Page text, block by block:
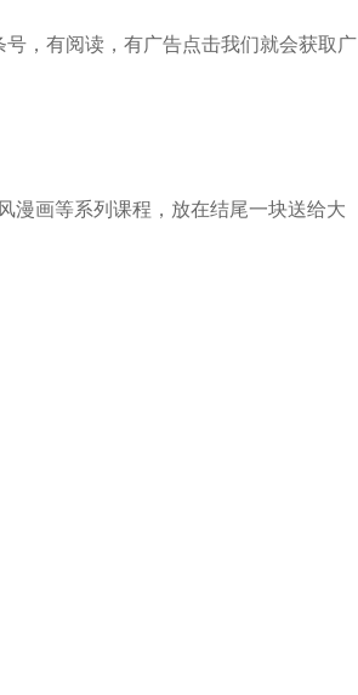
，有阅读，有广告点击我们就会获取广
漫画等系列课程，放在结尾一块送给大